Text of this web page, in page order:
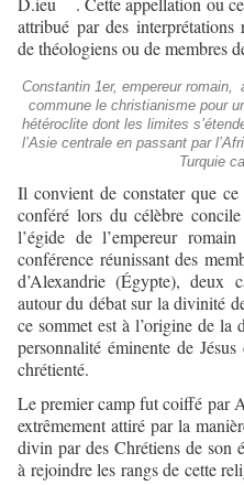
attribué par des interprétations
de théologiens ou de membres
Constantin 1er, empereur romain,
commune le christianisme pour
hétéroclite dont les limites
l’Asie centrale en passant par
Turquie
Il convient de constater que
conféré lors du célèbre
l’égide de l’empereur
conférence réunissant des
d’Alexandrie (Égypte), deux
autour du débat sur la divinité
ce sommet est à l’origine de la
personnalité éminente de
chrétienté.
Le premier camp fut coiffé par
extrêmement attiré par la
divin par des Chrétiens de son
à rejoindre les rangs de cette